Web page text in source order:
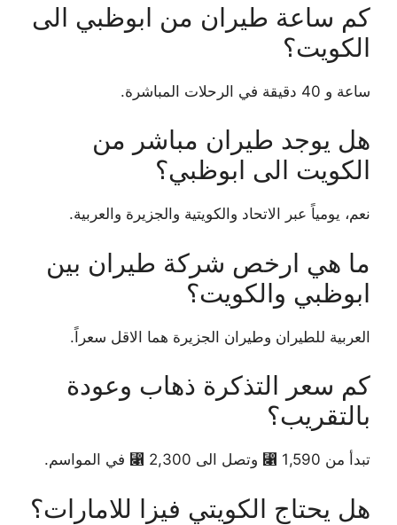
كم ساعة طيران من ابوظبي الى
الكويت؟
ساعة و 40 دقيقة في الرحلات المباشرة.
هل يوجد طيران مباشر من
الكويت الى ابوظبي؟
نعم، يومياً عبر الاتحاد والكويتية والجزيرة والعربية.
ما هي ارخص شركة طيران بين
ابوظبي والكويت؟
العربية للطيران وطيران الجزيرة هما الاقل سعراً.
كم سعر التذكرة ذهاب وعودة
بالتقريب؟
تبدأ من 1,590 ⃁ وتصل الى 2,300 ⃁ في المواسم.
هل يحتاج الكويتي فيزا للامارات؟